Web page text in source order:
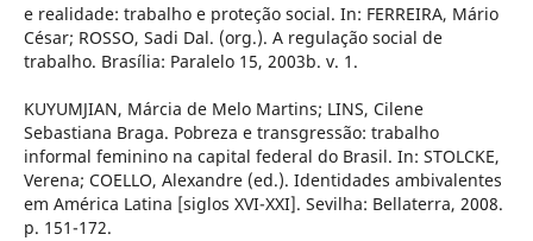
e realidade: trabalho e proteção social. In: FERREIRA, Mário
César; ROSSO, Sadi Dal. (org.). A regulação social de
trabalho. Brasília: Paralelo 15, 2003b. v. 1.
KUYUMJIAN, Márcia de Melo Martins; LINS, Cilene
Sebastiana Braga. Pobreza e transgressão: trabalho
informal feminino na capital federal do Brasil. In: STOLCKE,
Verena; COELLO, Alexandre (ed.). Identidades ambivalentes
em América Latina [siglos XVI-XXI]. Sevilha: Bellaterra, 2008.
p. 151-172.